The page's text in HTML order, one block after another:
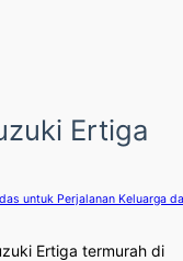
Ertiga
untuk Perjalanan Keluarga
Ertiga termurah di